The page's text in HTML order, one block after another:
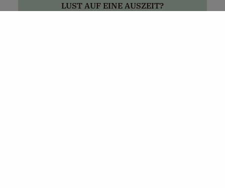
LUST AUF EINE AUSZEIT?